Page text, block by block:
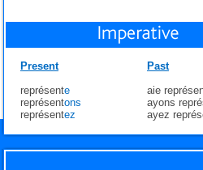
Present
représente
représentons
représentez
Past
aie
ayons
ayez